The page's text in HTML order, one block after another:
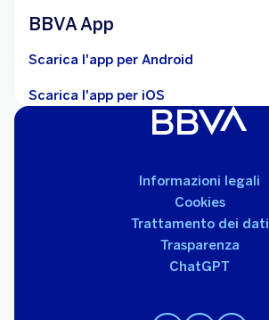
BBVA App
Scarica l'app per Android
Scarica l'app per iOS
Informazioni legali
Cookies
Trattamento dei dati
Trasparenza
ChatGPT